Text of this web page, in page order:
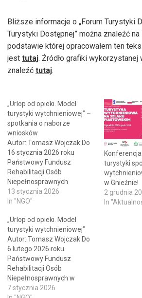
Bliższe informacje o „Forum Turystyki
Turystyki Dostępnej” można znaleźć na
podstawie której opracowałem ten
jest tutaj. Źródło grafiki wykorzystanej
znaleźć tutaj.
„Urlop od opieki. Model
turystyki wytchnieniowej” –
spotkania o naborze
wniosków
Autor: Tomasz Wojczak Do
16 stycznia 2026 roku
Państwowy Fundusz
Rehabilitacji Osób
Niepełnosprawnych
przyjmuje zgłoszenia osób
zainteresowanych
informacyjnych o naborze
wniosków grantowych,
realizowanym w ramach
projektu „Urlop od opieki.
Model turystyki
wytchnieniowej”. Spotkania
adresowane są do
przedstawicielek i
13 stycznia 2026
In "NGO"
turystyki
w Gnieźnie!
2 grudnia
In
„Urlop od opieki. Model
turystyki wytchnieniowej”
Autor: Tomasz Wojczak Do
6 lutego 2026 roku
Państwowy Fundusz
Rehabilitacji Osób
Niepełnosprawnych w
ramach projektu „Urlop od
7 stycznia 2026